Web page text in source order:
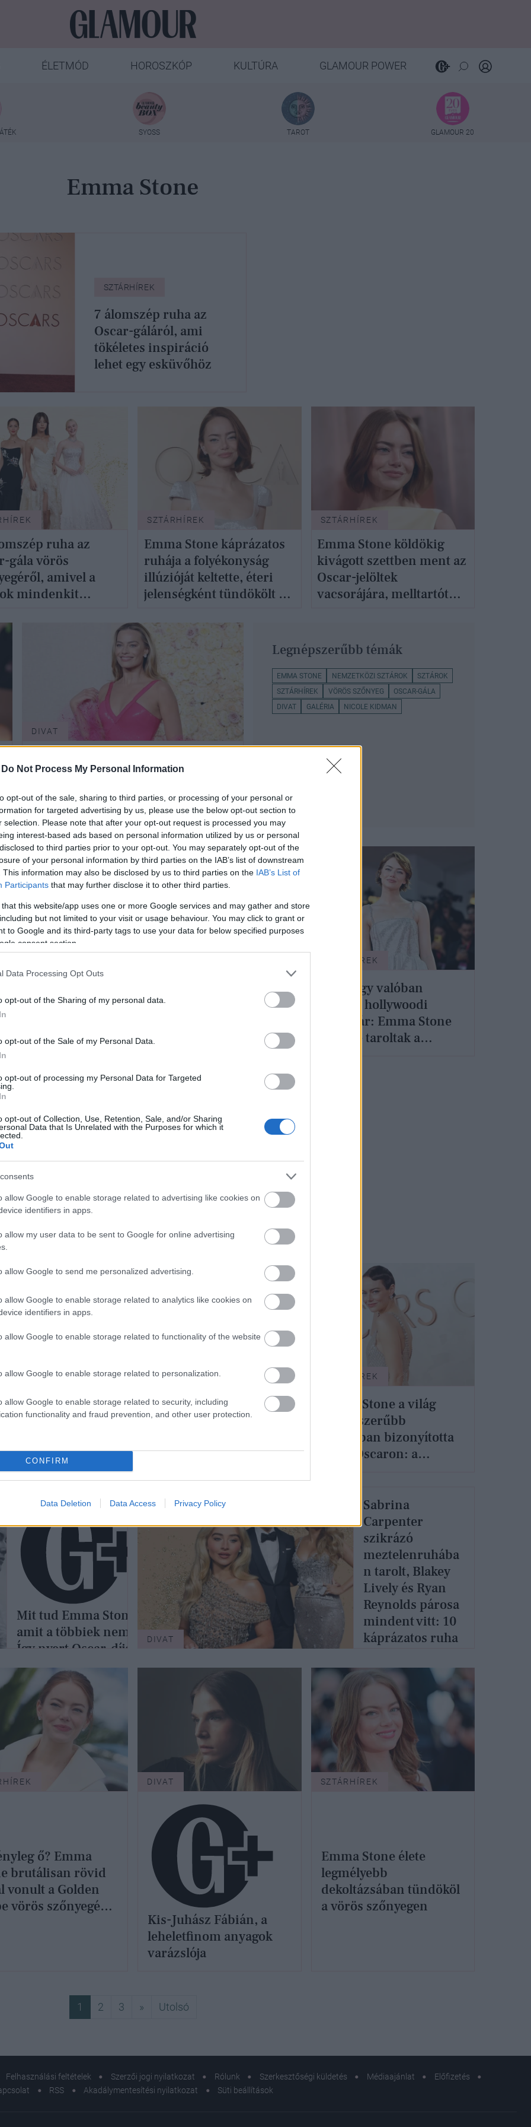
Do Not Process My Personal Information
opt-out of the sale, sharing to third parties, or processing of your personal or
for targeted advertising by us, please use the below opt-out section to
selection. Please note that after your opt-out request is processed you may
interest-based ads based on personal information utilized by us or personal
to third parties prior to your opt-out. You may separately opt-out of the
of your personal information by third parties on the IAB’s list of downstream
This information may also be disclosed by us to third parties on the IAB’s List of
Participants that may further disclose it to other third parties.
that this website/app uses one or more Google services and may gather and store
but not limited to your visit or usage behaviour. You may click to grant or
to Google and its third-party tags to use your data for below specified purposes
consent section.
Data Processing Opt Outs
opt-out of the Sharing of my personal data.
opt-out of the Sale of my Personal Data.
opt-out of processing my Personal Data for Targeted
opt-out of Collection, Use, Retention, Sale, and/or Sharing
Data that Is Unrelated with the Purposes for which it
allow Google to enable storage related to advertising like cookies on
identifiers in apps.
allow my user data to be sent to Google for online advertising
allow Google to send me personalized advertising.
allow Google to enable storage related to analytics like cookies on
identifiers in apps.
allow Google to enable storage related to functionality of the website
allow Google to enable storage related to personalization.
allow Google to enable storage related to security, including
functionality and fraud prevention, and other user protection.
CONFIRM
Data Deletion Data Access Privacy Policy
ÉLETMÓD HOROSZKÓP KULTÚRA GLAMOUR POWER
SYOSS TAROT GLAMOUR 20
Emma Stone
SZTÁRHÍREK
7 álomszép ruha az
Oscar-gáláról, ami
tökéletes inspiráció
lehet egy esküvőhöz
ruha az
gála vörös
amivel a
mindenkit
SZTÁRHÍREK
Emma Stone káprázatos
ruhája a folyékonyság
illúzióját keltette, éteri
jelenségként tündökölt az
SZTÁRHÍREK
Emma Stone köldökig
kivágott szettben ment az
Oscar-jelöltek
vacsorájára, melltartót
DIVAT
Minden idők 10 leggyönyörűbb
ruhája a Golden Globe vörös
szőnyegéről
Legnépszerűbb témák
EMMA STONE NEMZETKÖZI SZTÁROK
SZTÁROK
SZTÁRHÍREK
VÖRÖS SZŐNYEG
OSCAR-GÁLA
DIVAT
GALÉRIA NICOLE KIDMAN
beszél: mintha
ő lenne friss
Teljesen ledöbbentek a
rajongók Emma Stone
ő lenne friss fotóin
SZTÁRHÍREK
Ilyen egy valóban
boldog hollywoodi
álompár: Emma Stone
és férje taroltak a
SZTÁRHÍREK
Pascal épp
szőnyegen, hol
szeretet és tisztelet
Stone melltartó
káprázatos
divathéten
SZTÁRHÍREK
Imádják a rajongók
Emma Stone új külsejét:
érkezett az Oscarra a
SZTÁRHÍREK
Emma Stone a világ
legegyszerűbb
ruhájában bizonyította
be az Oscaron: a
Mit tud Emma Stone,
amit a többiek nem?
Így nyert Oscar-díjat
2018-ban és 2024-ben
DIVAT
Sabrina
Carpenter
szikrázó
meztelenruhába
n tarolt, Blakey
Lively és Ryan
Reynolds párosa
mindent vitt: 10
káprázatos ruha
ötvenedik
évfordulójáról
ő? Emma
brutálisan rövid
vonult a Golden
vörös szőnyegén,
DIVAT
Kis-Juhász Fábián, a
leheletfinom anyagok
varázslója
SZTÁRHÍREK
Emma Stone élete
legmélyebb
dekoltázsában tündököl
a vörös szőnyegen
1 2 3 »Következő
UtolsóUtolsó
Felhasználási feltételek Szerzői jogi nyilatkozat Rólunk Szerkesztőségi küldetés Médiaajánlat
Előfizetés
RSS Akadálymentesítési nyilatkozat Süti beállítások